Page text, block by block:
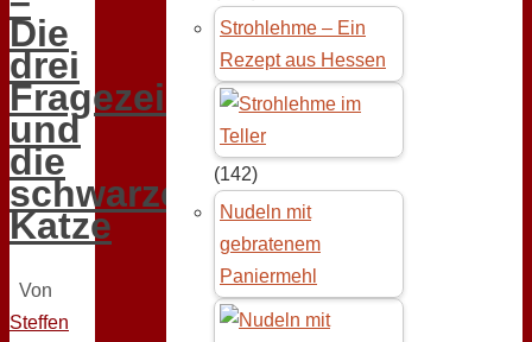
Die
drei
Fragezeichen
und
die
schwarze
Katze
Von
Steffen
Strohlehme – Ein
Rezept aus Hessen
(142)
Nudeln mit
gebratenem
Paniermehl